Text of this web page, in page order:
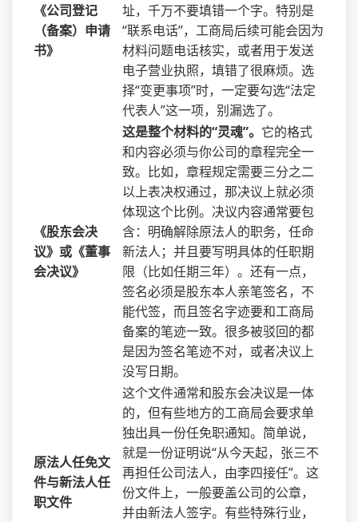
《公司登记
（备案）申请
书》
址，千万不要填错一个字。特别是
“联系电话”，工商局后续可能会因为
材料问题电话核实，或者用于发送
电子营业执照，填错了很麻烦。选
择“变更事项”时，一定要勾选“法定
代表人”这一项，别漏选了。
《股东会决
议》或《董事
会决议》
这是整个材料的“灵魂”。 它的格式
和内容必须与你公司的章程完全一
致。比如，章程规定需要三分之二
以上表决权通过，那决议上就必须
体现这个比例。决议内容通常要包
含：明确解除原法人的职务，任命
新法人；并且要写明具体的任职期
限（比如任期三年）。还有一点，
签名必须是股东本人亲笔签名，不
能代签，而且签名字迹要和工商局
备案的笔迹一致。很多被驳回的都
是因为签名笔迹不对，或者决议上
没写日期。
原法人任免文
件与新法人任
职文件
这个文件通常和股东会决议是一体
的，但有些地方的工商局会要求单
独出具一份任免职通知。简单说，
就是一份证明说“从今天起，张三不
再担任公司法人，由李四接任”。这
份文件上，一般要盖公司的公章，
并由新法人签字。有些特殊行业，